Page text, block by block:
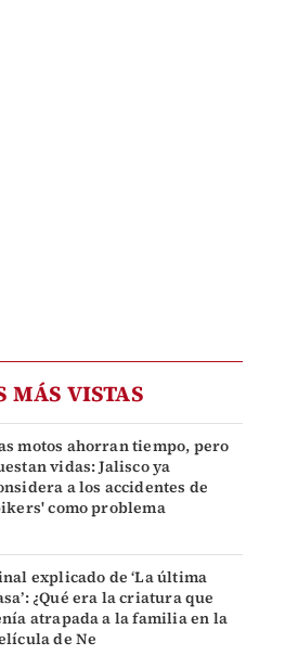
MÁS VISTAS
motos ahorran tiempo, pero
vidas: Jalisco ya
a los accidentes de
como problema
explicado de ‘La última
¿Qué era la criatura que
atrapada a la familia en la
de Ne